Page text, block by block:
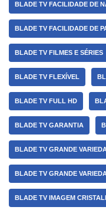
BLADE TV FACILIDADE DE
BLADE TV FACILIDADE DE
BLADE TV FILMES E SÉRIES
BLADE TV FLEXÍVEL
BLADE TV FULL HD
BLADE TV GARANTIA
BLADE TV GRANDE
BLADE TV GRANDE
BLADE TV IMAGEM